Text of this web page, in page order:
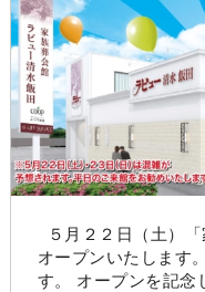
５月２２日（土）
オープンいたします
す。 オープンを記念